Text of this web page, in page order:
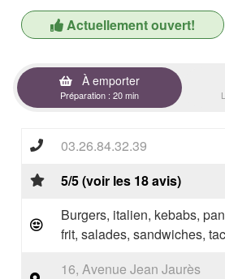
Actuellement ouvert!
À emporter
Préparation : 20 min
03.26.84.32.39
5/5 (voir les 18 avis)
Burgers, italien, kebabs,
frit, salades, sandwiches,
16, Avenue Jean Jaurès